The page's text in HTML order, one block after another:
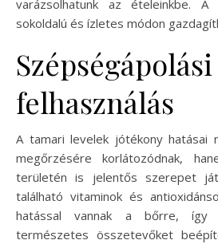
varázsolhatunk az ételeinkbe.
sokoldalú és ízletes módon
Szépségápolási
felhasználás
A tamari levelek jótékony hatásai
megőrzésére korlátozódnak,
területén is jelentős szerepet
található vitaminok és
hatással vannak a bőrre, így
természetes összetevőket